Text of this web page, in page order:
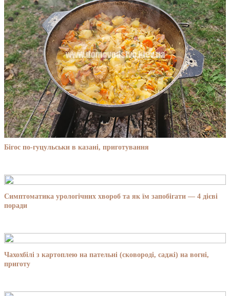
Бігос по-гуцульськи в казані, приготування
Симптоматика урологічних хвороб та як їм запобігати — 4 дієві
поради
Чахохбілі з картоплею на пательні (сковороді, саджі) на вогні,
приготу